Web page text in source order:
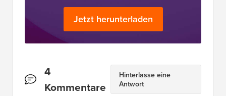
Jetzt herunterladen
Leserinteraktionen
4
Kommentare
Hinterlasse eine
Antwort